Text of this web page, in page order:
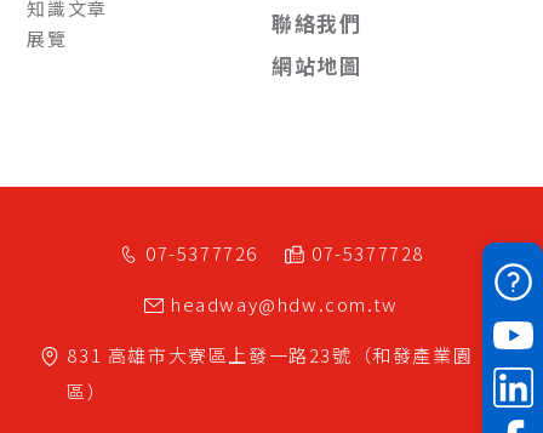
知識文章
展覽
聯絡我們
網站地圖
07-5377726
07-5377728
headway@hdw.com.tw
831 高雄市大寮區 上發一路23號（和發產業園
區）